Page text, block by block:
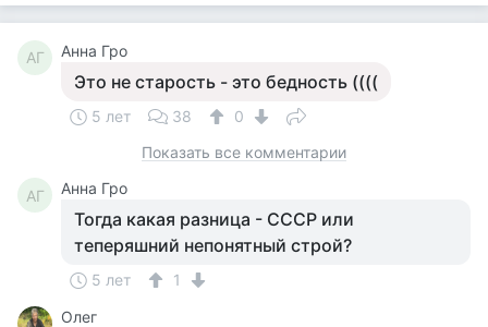
АГ Анна Гро
Это не старость - это бедность ((((
5 лет 38
0
Показать все комментарии
АГ Анна Гро
Тогда какая разница - СССР или
теперяшний непонятный строй?
5 лет
1
Олег